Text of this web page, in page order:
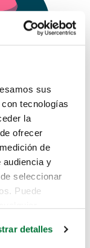
sus
tecnologías
la
ofrecer
de
audiencia y
seleccionar
Puede
detalles
como